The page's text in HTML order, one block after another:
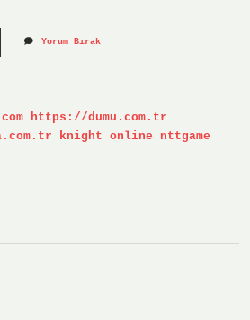
Yorum Bırak
https://dumu.com.tr
knight online
nttgame